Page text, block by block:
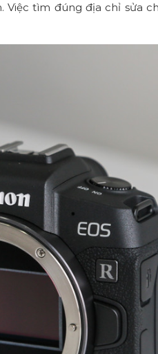
tìm đúng địa chỉ sửa